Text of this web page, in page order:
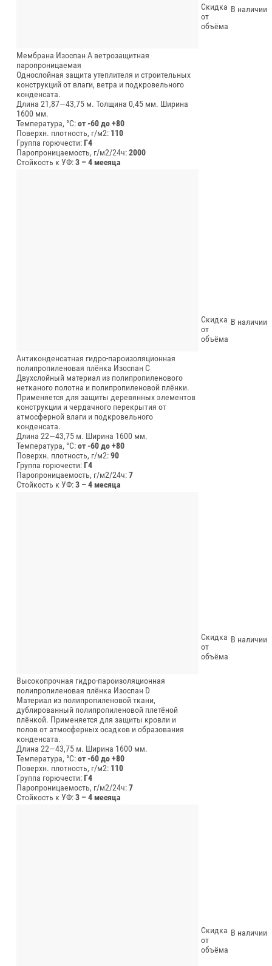
Мембрана Изоспан А ветрозащитная
паропроницаемая
Однослойная защита утеплителя и строительных
конструкций от влаги, ветра и подкровельного
конденсата.
Длина 21,87—43,75 м. Толщина 0,45 мм. Ширина
1600 мм.
Температура, °C:от -60 до +80
Поверхн. плотность, г/м2: 110
Группа горючести:Г4
Паропроницаемость, г/м2/24ч:2000
Стойкость к УФ:3 – 4 месяца
Скидка
от
объёма
В наличии
Антиконденсатная гидро-пароизоляционная
полипропиленовая плёнка Изоспан С
Двухслойный материал из полипропиленового
нетканого полотна и полипропиленовой плёнки.
Применяется для защиты деревянных элементов
конструкции и чердачного перекрытия от
атмосферной влаги и подкровельного
конденсата.
Длина 22—43,75 м. Ширина 1600 мм.
Температура, °C:от -60 до +80
Поверхн. плотность, г/м2:90
Группа горючести:Г4
Паропроницаемость, г/м2/24ч:7
Стойкость к УФ:3 – 4 месяца
Скидка
от
объёма
В наличии
Высокопрочная гидро-пароизоляционная
полипропиленовая плёнка Изоспан D
Материал из полипропиленовой ткани,
дублированный полипропиленовой плетёной
плёнкой. Применяется для защиты кровли и
полов от атмосферных осадков и образования
конденсата.
Длина 22—43,75 м. Ширина 1600 мм.
Температура, °C:от -60 до +80
Поверхн. плотность, г/м2: 110
Группа горючести:Г4
Паропроницаемость, г/м2/24ч:7
Стойкость к УФ:3 – 4 месяца
Скидка
от
объёма
В наличии
Скидка
от
объёма
В наличии